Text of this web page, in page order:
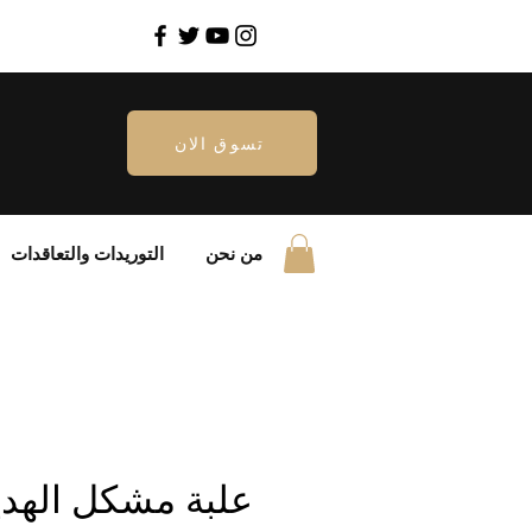
تسوق الان
التوريدات والتعاقدات من نحن
علبة مشكل الهدية 1.6